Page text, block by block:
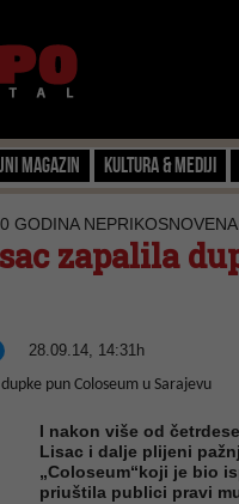
magazin Kultura & Mediji
GODINA
zapalila
28.09.14, 14:31h
I nakon više od
Lisac i dalje plijeni
„Coloseum“koji je bio
priuštila publici pravi